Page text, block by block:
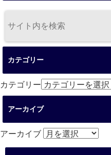
カテゴリー
カテゴリー
アーカイブ
アーカイブ